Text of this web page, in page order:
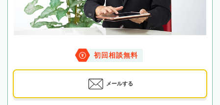
初回相談無料
メールする